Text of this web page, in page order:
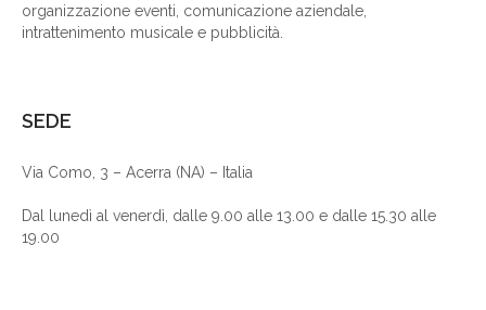
organizzazione eventi, comunicazione aziendale,
intrattenimento musicale e pubblicità.
SEDE
Via Como, 3 – Acerra (NA) – Italia
Dal lunedì al venerdì, dalle 9.00 alle 13.00 e dalle 15.30 alle
19.00